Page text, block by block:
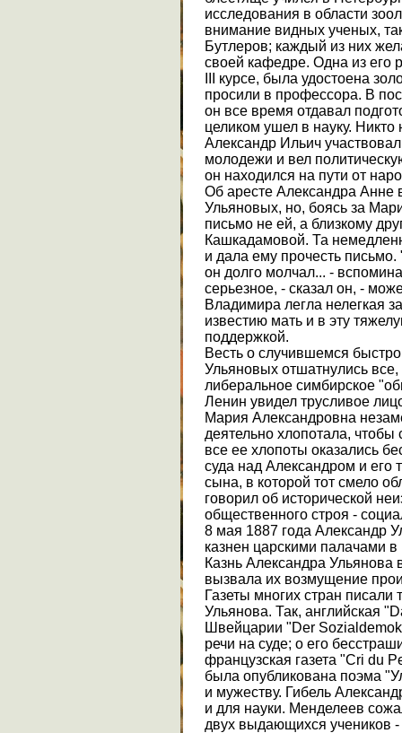
исследования в области
внимание видных ученых,
Бутлеров; каждый из них
своей кафедре. Одна из его
III курсе, была удостоена
просили в профессора. В
он все время отдавал
целиком ушел в науку. Никто
Александр Ильич
молодежи и вел
он находился на пути от
Об аресте Александра Анне
Ульяновых, но, боясь за
письмо не ей, а близкому
Кашкадамовой. Та
и дала ему прочесть
он долго молчал... -
серьезное, - сказал он, -
Владимира легла нелегкая
известию мать и в эту
поддержкой.
Весть о случившемся
Ульяновых отшатнулись
либеральное симбирское
Ленин увидел трусливое
Мария Александровна
деятельно хлопотала, чтобы
все ее хлопоты оказались
суда над Александром и
сына, в которой тот смело
говорил об исторической
общественного строя -
8 мая 1887 года Александр
казнен царскими палачами
Казнь Александра Ульянова
вызвала их возмущение
Газеты многих стран писали
Ульянова. Так, английская
Швейцарии "Der
речи на суде; о его
французская газета "Cri du
была опубликована поэма
и мужеству. Гибель
и для науки. Менделеев
двух выдающихся учеников